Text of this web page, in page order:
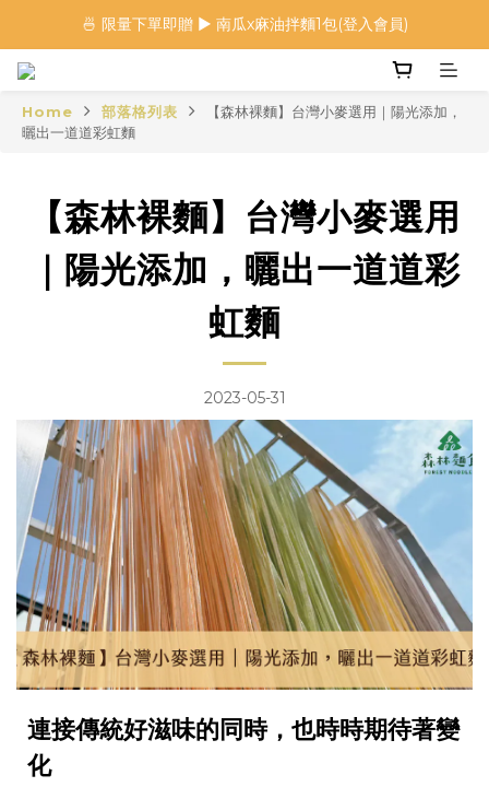
🍜 限量下單即贈 ▶︎ 南瓜x麻油拌麵1包(登入會員)
🍜 限量下單即贈 ▶︎ 南瓜x麻油拌麵1包(登入會員)
⭐️ 加入會員首購享$20購物金 ▶︎
Home 部落格列表
【森林裸麵】台灣小麥選用｜陽光添加，
曬出一道道彩虹麵
【森林裸麵】台灣小麥選用
｜陽光添加，曬出一道道彩
虹麵
2023-05-31
連接傳統好滋味的同時，也時時期待著變
化